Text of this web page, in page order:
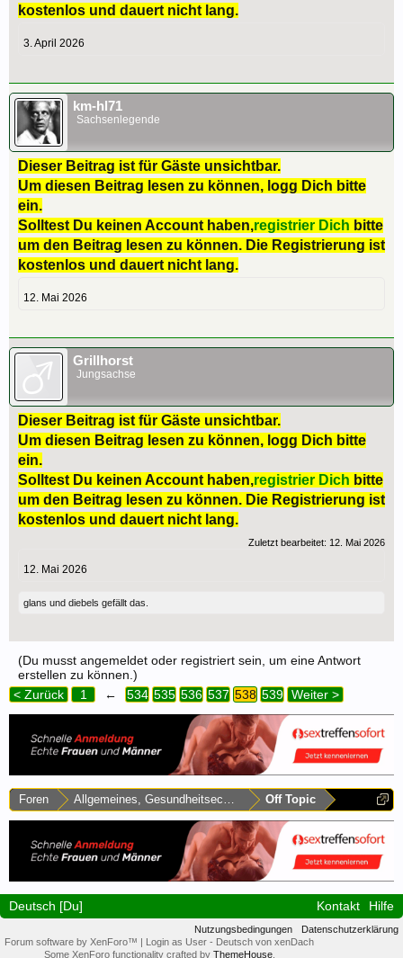
kostenlos und dauert nicht lang.
3. April 2026
km-hl71
Sachsenlegende
Dieser Beitrag ist für Gäste unsichtbar.
Um diesen Beitrag lesen zu können, logg Dich bitte
ein.
Solltest Du keinen Account haben,registrier Dich bitte
um den Beitrag lesen zu können. Die Registrierung ist
kostenlos und dauert nicht lang.
12. Mai 2026
Grillhorst
Jungsachse
Dieser Beitrag ist für Gäste unsichtbar.
Um diesen Beitrag lesen zu können, logg Dich bitte
ein.
Solltest Du keinen Account haben,registrier Dich bitte
um den Beitrag lesen zu können. Die Registrierung ist
kostenlos und dauert nicht lang.
Zuletzt bearbeitet: 12. Mai 2026
12. Mai 2026
glans und diebels gefällt das.
(Du musst angemeldet oder registriert sein, um eine Antwort
erstellen zu können.)
< Zurück
1 ← 534 535 536 537 538 539 Weiter >
Foren Allgemeines, Gesundheitsecke & Umfragen
Off Topic
Deutsch [Du] Kontakt Hilfe
Nutzungsbedingungen
Datenschutzerklärung
Forum software by XenForo™ | Login as User - Deutsch von xenDach
Some XenForo functionality crafted by ThemeHouse.